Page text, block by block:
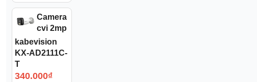
Camera
cvi 2mp
kabevision
KX-AD2111C-
T
340.000₫